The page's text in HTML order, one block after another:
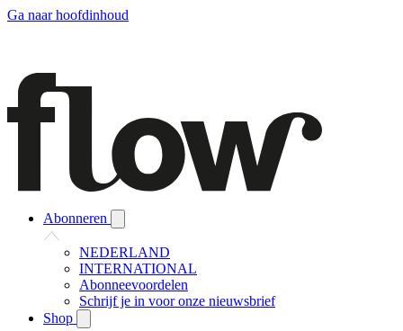
Ga naar hoofdinhoud
Abonneren
NEDERLAND
INTERNATIONAL
Abonneevoordelen
Schrijf je in voor onze nieuwsbrief
Shop